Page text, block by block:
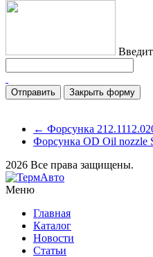
Закрыть форму
← Форсунка
Форсунка OD Oil nozzle
2026 Все права защищены.
Меню
Главная
Каталог
Новости
Статьи